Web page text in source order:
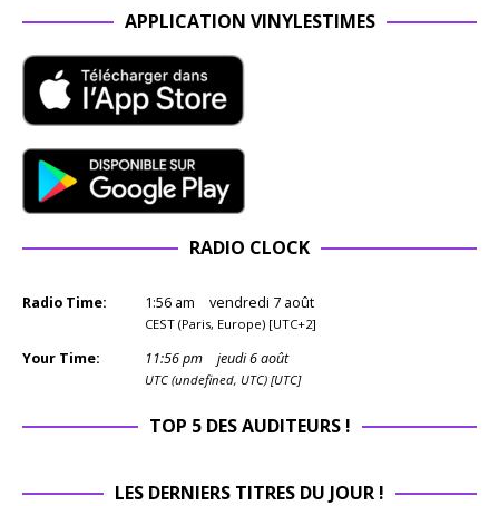
APPLICATION VINYLESTIMES
RADIO CLOCK
Radio Time: 1:56 am vendredi 7 août
CEST (Paris, Europe) [UTC+2]
Your Time: 11:56pm jeudi 6 août
UTC (undefined, UTC) [UTC]
TOP 5 DES AUDITEURS !
LES DERNIERS TITRES DU JOUR !